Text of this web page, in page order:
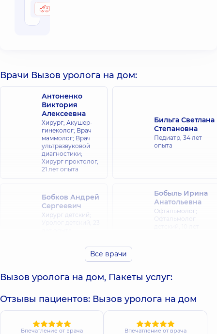
Врачи Вызов уролога на дом:
Антоненко
Виктория
Алексеевна
Хирург; Акушер-
гинеколог; Врач
маммолог; Врач
ультразвуковой
диагностики;
Хирург проктолог,
21 лет опыта
Бильга Светлана
Степановна
Педиатр, 34 лет
опыта
Бобков Андрей
Сергеевич
Хирург детский;
Бобыль Ирина
Анатольевна
Офтальмолог;
Офтальмолог
Буглак Андрей
Ортопед-
Николаевна
Валько Руслан
Андреевич
Татьяна
Все врачи
Вызов уролога на дом, Пакеты услуг:
Отзывы пациентов: Вызов уролога на дом
Впечатление от врача Впечатление от врача